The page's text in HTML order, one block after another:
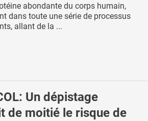
abondante du corps humain,
dans toute une série de processus
allant de la ...
Un dépistage
de moitié le risque de